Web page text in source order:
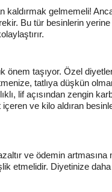
gelmemeli!
Bu tür besinlerin
önem taşıyor. Özel
tatlıya düşkün
lif açısından zengin
ve kilo aldıran
ve ödemin
etmelidir. Diyetinize